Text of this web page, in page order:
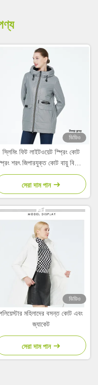
ভিডিও
স্লিমিং ফিট লাইটওয়েট স্প্রিং কোট
শরৎ জিপারযুক্ত কোট বায়ু বিরোধী
কোট
সেরা দাম পান
ভিডিও
মহিলাদের বসন্ত কোট এবং
জ্যাকেট
সেরা দাম পান